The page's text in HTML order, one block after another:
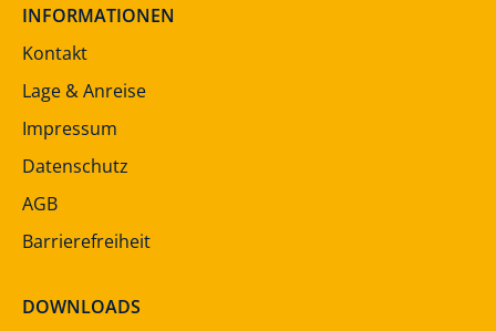
INFORMATIONEN
Kontakt
Lage & Anreise
Impressum
Datenschutz
AGB
Barrierefreiheit
DOWNLOADS